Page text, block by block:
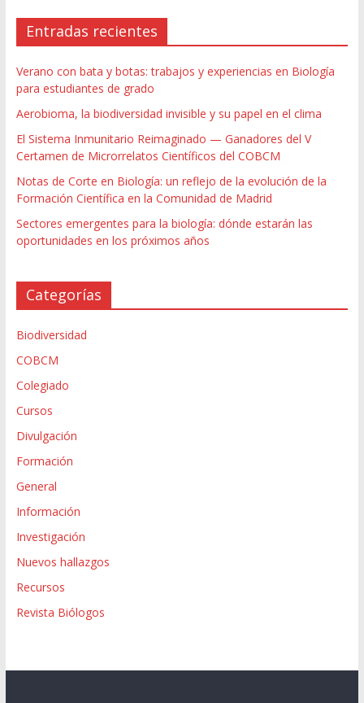
Entradas recientes
Verano con bata y botas: trabajos y experiencias en Biología
para estudiantes de grado
Aerobioma, la biodiversidad invisible y su papel en el clima
El Sistema Inmunitario Reimaginado — Ganadores del V
Certamen de Microrrelatos Científicos del COBCM
Notas de Corte en Biología: un reflejo de la evolución de la
Formación Científica en la Comunidad de Madrid
Sectores emergentes para la biología: dónde estarán las
oportunidades en los próximos años
Categorías
Biodiversidad
COBCM
Colegiado
Cursos
Divulgación
Formación
General
Información
Investigación
Nuevos hallazgos
Recursos
Revista Biólogos